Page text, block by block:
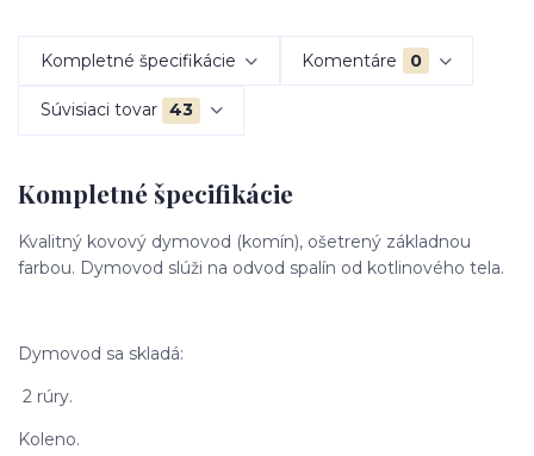
Kompletné špecifikácie Komentáre 0
Súvisiaci tovar 43
Kompletné špecifikácie
Kvalitný kovový dymovod (komín), ošetrený základnou
farbou. Dymovod slúži na odvod spalín od kotlinového tela.
Dymovod sa skladá:
2 rúry.
Koleno.